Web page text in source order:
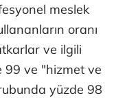
meslek
oranı
ve ilgili
99 ve "hizmet ve
yüzde 98